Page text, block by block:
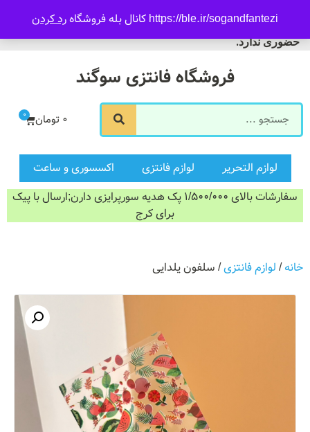
https://ble.ir/sogandfantezi کانال بله فروشگاه رد کردن
فروشگاه سوگند فروش
حضوری ندارد.
ورود/ثبت نام
فروشگاه فانتزی سوگند
0 تومان 0
لوازم التحریر لوازم فانتزی
اکسسوری و ساعت
سفارشات بالای 1/500/000 پک هدیه سورپرایزی دارن;ارسال با پیک
برای کرج
خانه/ لوازم فانتزی/ سلفون یلدایی